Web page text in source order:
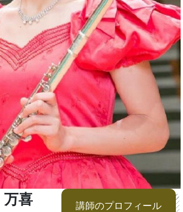
喜 講師のプロフィール